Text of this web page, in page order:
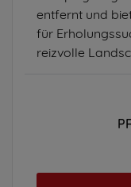
entfernt und
für
reizvolle